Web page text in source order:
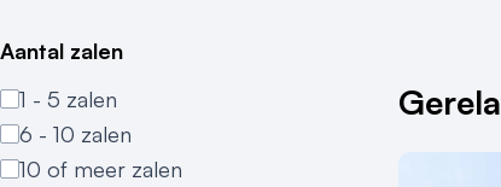
Aantal zalen
1 - 5 zalen
6 - 10 zalen
10 of meer zalen